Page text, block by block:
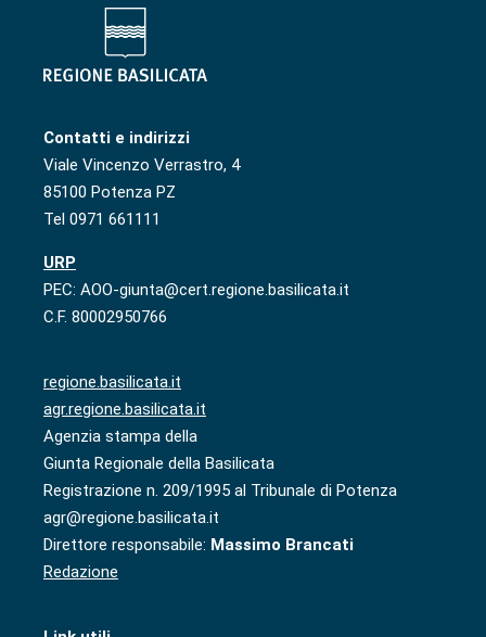
Contatti e indirizzi
Viale Vincenzo Verrastro, 4
85100 Potenza PZ
Tel 0971 661111
URP
PEC: AOO-giunta@cert.regione.basilicata.it
C.F. 80002950766
regione.basilicata.it
agr.regione.basilicata.it
Agenzia stampa della
Giunta Regionale della Basilicata
Registrazione n. 209/1995 al Tribunale di Potenza
agr@regione.basilicata.it
Direttore responsabile: Massimo Brancati
Redazione